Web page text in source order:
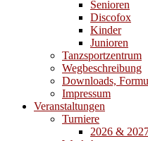
Senioren
Discofox
Kinder
Junioren
Tanzsportzentrum
Wegbeschreibung
Downloads,
Impressum
Veranstaltungen
Turniere
2026 &